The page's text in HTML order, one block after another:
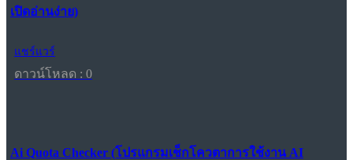
เปิดอ่านง่าย)
แชร์แวร์
ดาวน์โหลด : 0
Ai Quota Checker (โปรแกรมเช็กโควตาการใช้งาน AI